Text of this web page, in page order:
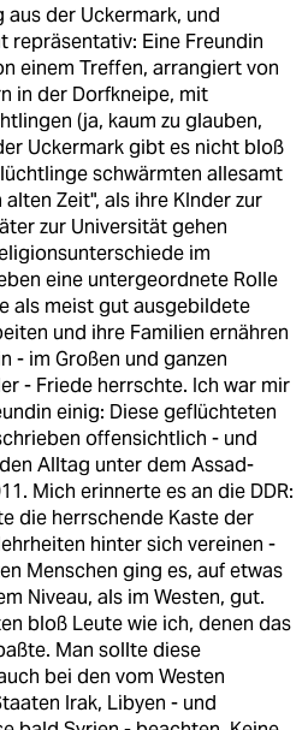
aus der Uckermark, und
repräsentativ: Eine Freundin
einem Treffen, arrangiert von
in der Dorfkneipe, mit
(ja, kaum zu glauben,
Uckermark gibt es nicht bloß
schwärmten allesamt
Zeit", als ihre KInder zur
zur Universität gehen
im
eine untergeordnete Rolle
als meist gut ausgebildete
und ihre Familien ernähren
- im Großen und ganzen
- Friede herrschte. Ich war mir
einig: Diese geflüchteten
offensichtlich - und
Alltag unter dem Assad-
Mich erinnerte es an die DDR:
die herrschende Kaste der
hinter sich vereinen -
Menschen ging es, auf etwas
Niveau, als im Westen, gut.
bloß Leute wie ich, denen das
Man sollte diese
bei den vom Westen
Irak, Libyen - und